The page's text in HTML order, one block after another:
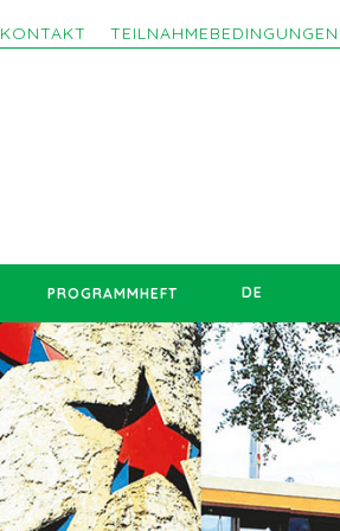
KONTAKT TEILNAHMEBEDINGUNGEN
PROGRAMMHEFT DE